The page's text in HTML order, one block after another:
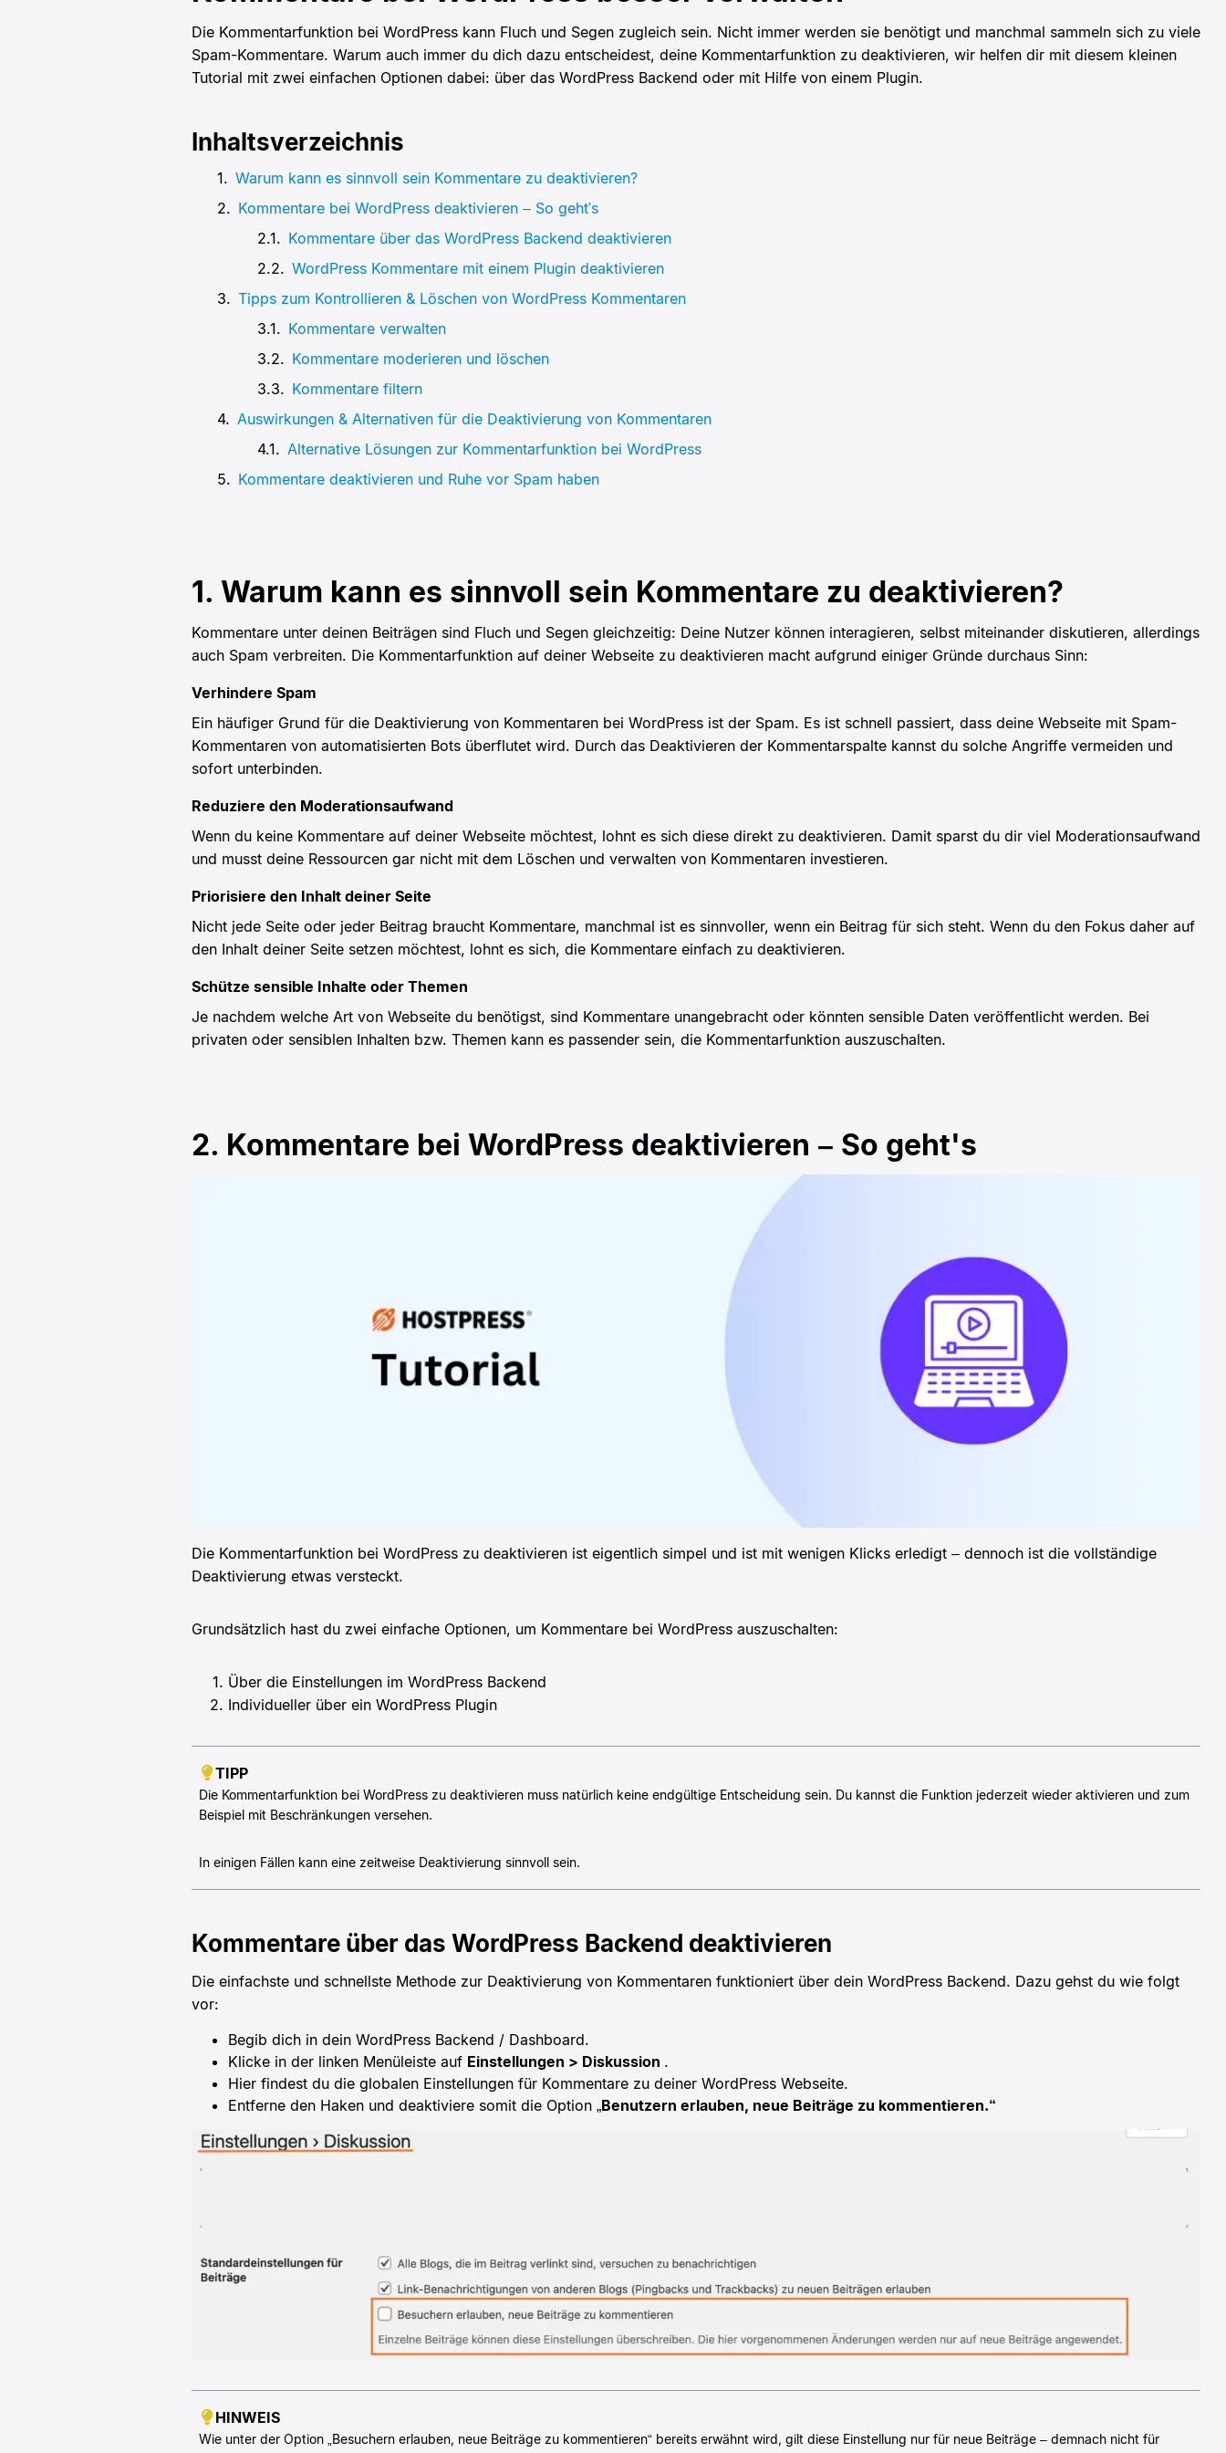
Die Kommentarfunktion bei WordPress kann Fluch und Segen zugleich sein. Nicht immer werden sie benötigt und manchmal sammeln sich zu viele
Spam-Kommentare. Warum auch immer du dich dazu entscheidest, deine Kommentarfunktion zu deaktivieren, wir helfen dir mit diesem kleinen
Tutorial mit zwei einfachen Optionen dabei: über das WordPress Backend oder mit Hilfe von einem Plugin.
Inhaltsverzeichnis
Warum kann es sinnvoll sein Kommentare zu deaktivieren?
Kommentare bei WordPress deaktivieren – So geht's
Kommentare über das WordPress Backend deaktivieren
WordPress Kommentare mit einem Plugin deaktivieren
Tipps zum Kontrollieren & Löschen von WordPress Kommentaren
Kommentare verwalten
Kommentare moderieren und löschen
Kommentare filtern
Auswirkungen & Alternativen für die Deaktivierung von Kommentaren
Alternative Lösungen zur Kommentarfunktion bei WordPress
Kommentare deaktivieren und Ruhe vor Spam haben
1. Warum kann es sinnvoll sein Kommentare zu deaktivieren?
Kommentare unter deinen Beiträgen sind Fluch und Segen gleichzeitig: Deine Nutzer können interagieren, selbst miteinander diskutieren, allerdings
auch Spam verbreiten. Die Kommentarfunktion auf deiner Webseite zu deaktivieren macht aufgrund einiger Gründe durchaus Sinn:
Verhindere Spam
Ein häufiger Grund für die Deaktivierung von Kommentaren bei WordPress ist der Spam. Es ist schnell passiert, dass deine Webseite mit Spam-
Kommentaren von automatisierten Bots überflutet wird. Durch das Deaktivieren der Kommentarspalte kannst du solche Angriffe vermeiden und
sofort unterbinden.
Reduziere den Moderationsaufwand
Wenn du keine Kommentare auf deiner Webseite möchtest, lohnt es sich diese direkt zu deaktivieren. Damit sparst du dir viel Moderationsaufwand
und musst deine Ressourcen gar nicht mit dem Löschen und verwalten von Kommentaren investieren.
Priorisiere den Inhalt deiner Seite
Nicht jede Seite oder jeder Beitrag braucht Kommentare, manchmal ist es sinnvoller, wenn ein Beitrag für sich steht. Wenn du den Fokus daher auf
den Inhalt deiner Seite setzen möchtest, lohnt es sich, die Kommentare einfach zu deaktivieren.
Schütze sensible Inhalte oder Themen
Je nachdem welche Art von Webseite du benötigst, sind Kommentare unangebracht oder könnten sensible Daten veröffentlicht werden. Bei
privaten oder sensiblen Inhalten bzw. Themen kann es passender sein, die Kommentarfunktion auszuschalten.
2. Kommentare bei WordPress deaktivieren – So geht's
Die Kommentarfunktion bei WordPress zu deaktivieren ist eigentlich simpel und ist mit wenigen Klicks erledigt – dennoch ist die vollständige
Deaktivierung etwas versteckt.
Grundsätzlich hast du zwei einfache Optionen, um Kommentare bei WordPress auszuschalten:
Über die Einstellungen im WordPress Backend
Individueller über ein WordPress Plugin
TIPP
Die Kommentarfunktion bei WordPress zu deaktivieren muss natürlich keine endgültige Entscheidung sein. Du kannst die Funktion jederzeit wieder aktivieren und zum
Beispiel mit Beschränkungen versehen.
In einigen Fällen kann eine zeitweise Deaktivierung sinnvoll sein.
Kommentare über das WordPress Backend deaktivieren
Die einfachste und schnellste Methode zur Deaktivierung von Kommentaren funktioniert über dein WordPress Backend. Dazu gehst du wie folgt
vor:
Begib dich in dein WordPress Backend / Dashboard.
Klicke in der linken Menüleiste auf Einstellungen > Diskussion .
Hier findest du die globalen Einstellungen für Kommentare zu deiner WordPress Webseite.
Entferne den Haken und deaktiviere somit die Option „Benutzern erlauben, neue Beiträge zu kommentieren.“
HINWEIS
Wie unter der Option „Besuchern erlauben, neue Beiträge zu kommentieren“ bereits erwähnt wird, gilt diese Einstellung nur für neue Beiträge – demnach nicht für